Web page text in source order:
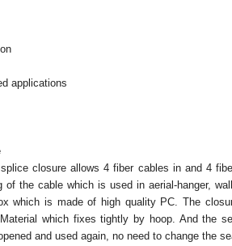
applications
closure allows 4 fiber cables in and 4
of the cable which is used in aerial-hanger,
which is made of high quality PC. The
which fixes tightly by hoop. And the
and used again, no need to change the